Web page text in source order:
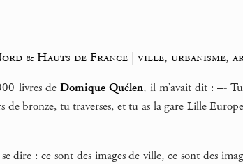
& Hauts de France |ville, urbanisme,
livres deDomique Quélen, il m’avait dit : –-
de bronze, tu traverses, et tu as la gare Lille
dire : ce sont des images de ville, ce sont des